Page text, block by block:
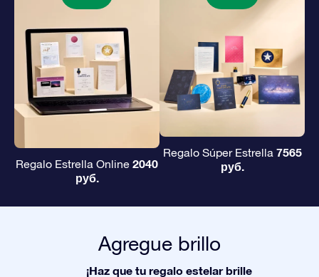
Regalo Estrella Online 2040
руб.
Regalo Súper Estrella 7565
руб.
Agregue brillo
¡Haz que tu regalo estelar brille